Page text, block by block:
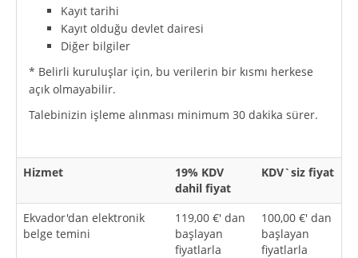
Kayıt tarihi
Kayıt olduğu devlet dairesi
Diğer bilgiler
* Belirli kuruluşlar için, bu verilerin bir kısmı herkese
açık olmayabilir.
Talebinizin işleme alınması minimum 30 dakika sürer.
Hizmet
19% KDV
dahil fiyat
KDV`siz fiyat
Ekvador'dan elektronik
belge temini
119,00 €' dan
başlayan
fiyatlarla
100,00 €' dan
başlayan
fiyatlarla